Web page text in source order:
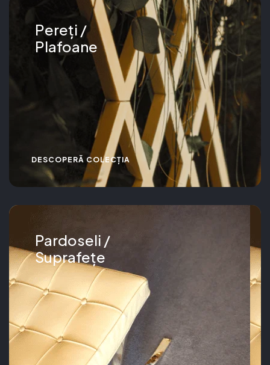
Pereți /
Plafoane
DESCOPERĂ COLECȚIA
Pardoseli /
Suprafețe